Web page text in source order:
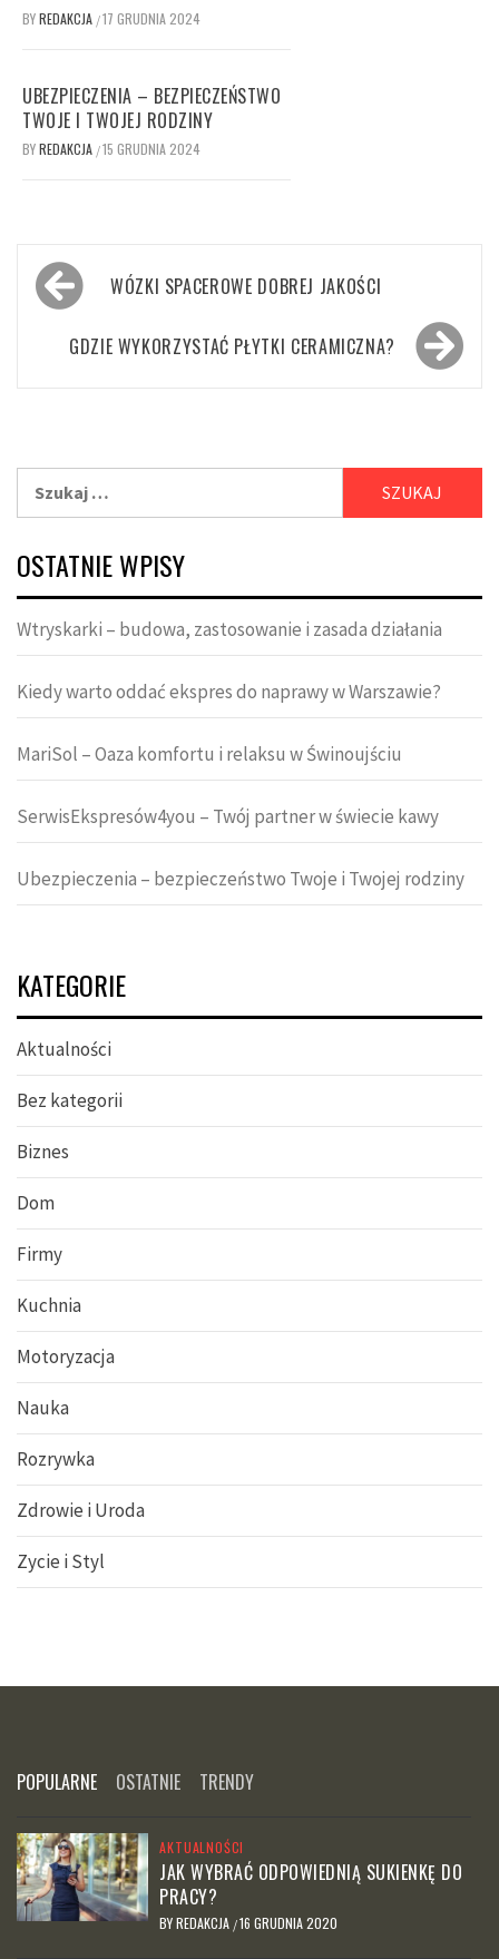
BYREDAKCJA /17 GRUDNIA 2024
UBEZPIECZENIA – BEZPIECZEŃSTWO
TWOJE I TWOJEJ RODZINY
BYREDAKCJA /15 GRUDNIA 2024
Nawigacja
wpisu WÓZKI SPACEROWE DOBREJ JAKOŚCI
GDZIE WYKORZYSTAĆ PŁYTKI CERAMICZNA?
OSTATNIE WPISY
Wtryskarki – budowa, zastosowanie i zasada działania
Kiedy warto oddać ekspres do naprawy w Warszawie?
MariSol – Oaza komfortu i relaksu w Świnoujściu
SerwisEkspresów4you – Twój partner w świecie kawy
Ubezpieczenia – bezpieczeństwo Twoje i Twojej rodziny
KATEGORIE
Aktualności
Bez kategorii
Biznes
Dom
Firmy
Kuchnia
Motoryzacja
Nauka
Rozrywka
Zdrowie i Uroda
Zycie i Styl
POPULARNE OSTATNIE TRENDY
AKTUALNOŚCI
JAK WYBRAĆ ODPOWIEDNIĄ SUKIENKĘ DO
PRACY?
BYREDAKCJA /16 GRUDNIA 2020